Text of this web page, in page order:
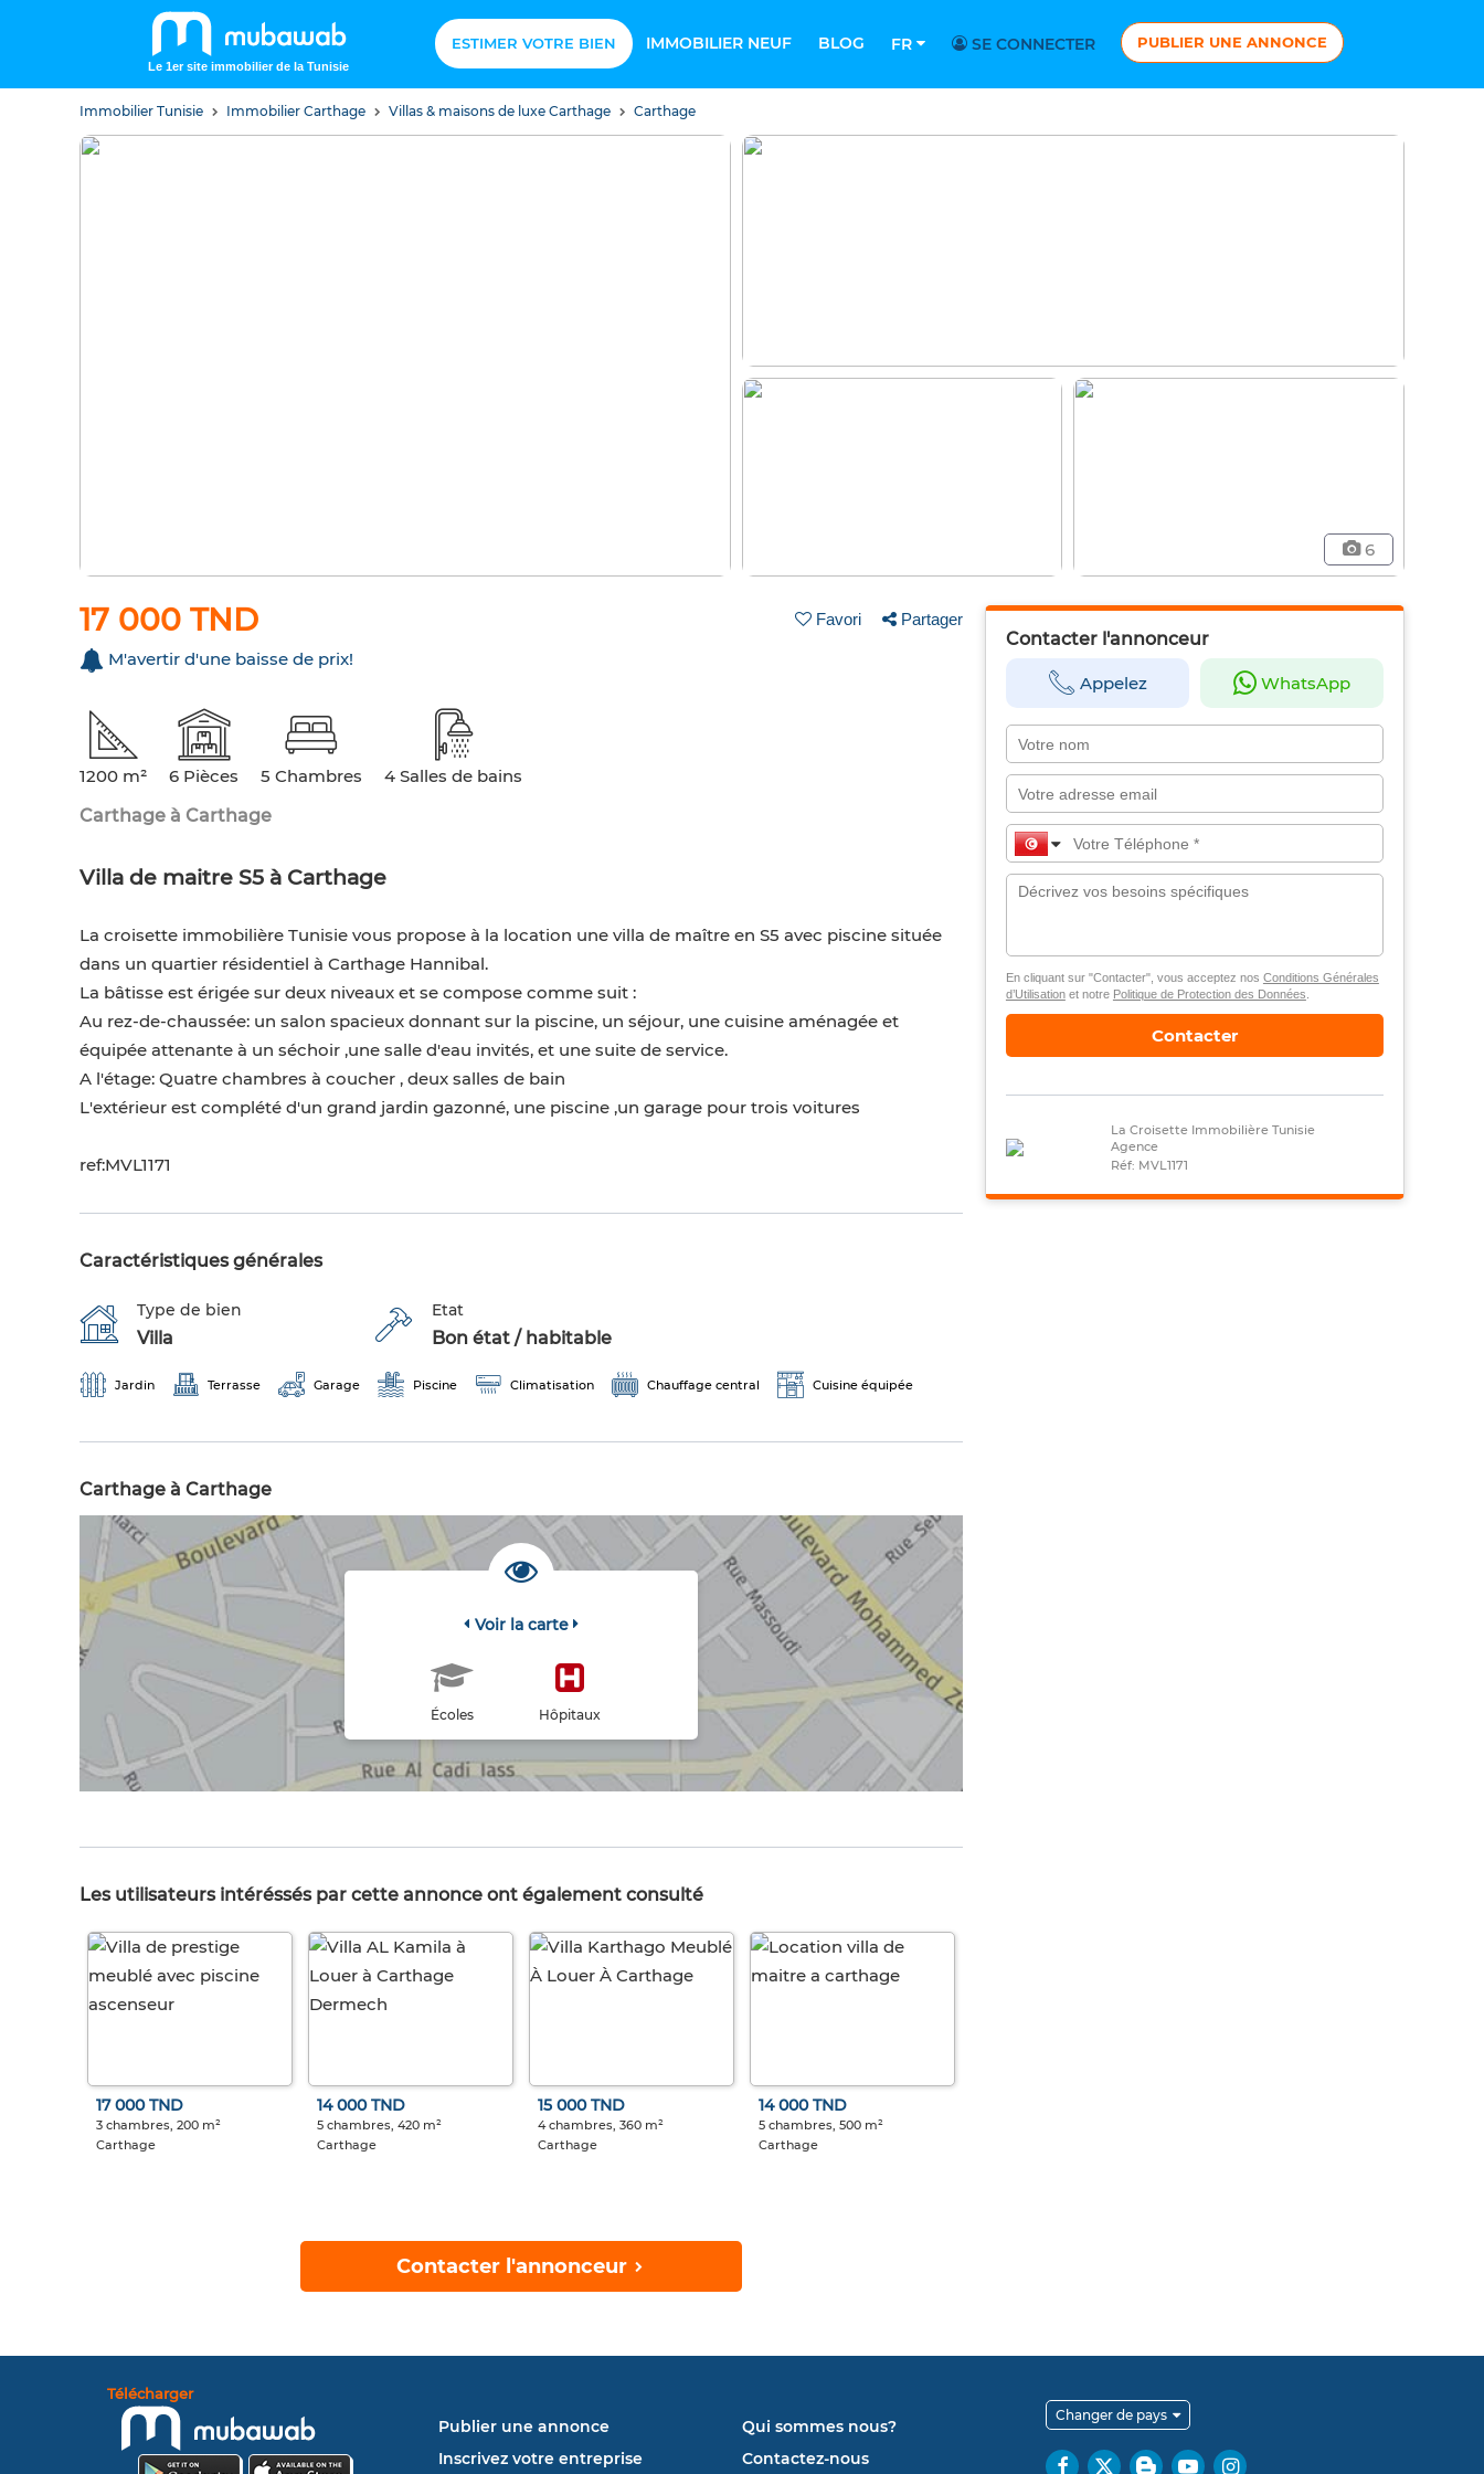
Le 1er site immobilier de la Tunisie
ESTIMER VOTRE BIEN IMMOBILIER NEUF BLOG FR SE CONNECTER PUBLIER UNE ANNONCE
Immobilier Tunisie Immobilier Carthage Villas & maisons de luxe Carthage Carthage
6
17 000 TND Favori Partager
M'avertir d'une baisse de prix!
1200 m² 6 Pièces 5 Chambres
4 Salles de bains
Carthage à Carthage
Villa de maitre S5 à Carthage
La croisette immobilière Tunisie vous propose à la location une villa de maître en S5 avec piscine située
dans un quartier résidentiel à Carthage Hannibal.
La bâtisse est érigée sur deux niveaux et se compose comme suit :
Au rez-de-chaussée: un salon spacieux donnant sur la piscine, un séjour, une cuisine aménagée et
équipée attenante à un séchoir ,une salle d'eau invités, et une suite de service.
A l'étage: Quatre chambres à coucher , deux salles de bain
L'extérieur est complété d'un grand jardin gazonné, une piscine ,un garage pour trois voitures
ref:MVL1171
Caractéristiques générales
Type de bien
Villa
Etat
Bon état / habitable
Jardin Terrasse Garage Piscine Climatisation Chauffage central Cuisine équipée
Carthage à Carthage
Voir la carte
Écoles Hôpitaux
Les utilisateurs intéréssés par cette annonce ont également consulté
17 000 TND
3 chambres, 200 m²
Carthage
14 000 TND
5 chambres, 420 m²
Carthage
15 000 TND
4 chambres, 360 m²
Carthage
14 000 TND
5 chambres, 500 m²
Carthage
Contacter l'annonceur
Contacter l'annonceur
Appelez WhatsApp
En cliquant sur "Contacter", vous acceptez nos Conditions Générales
d’Utilisationet notre Politique de Protection des Données
Contacter
La Croisette Immobilière Tunisie
Agence
Réf: MVL1171
Télécharger
Publier une annonce
Inscrivez votre entreprise
Qui sommes nous?
Contactez-nous
Changer de pays